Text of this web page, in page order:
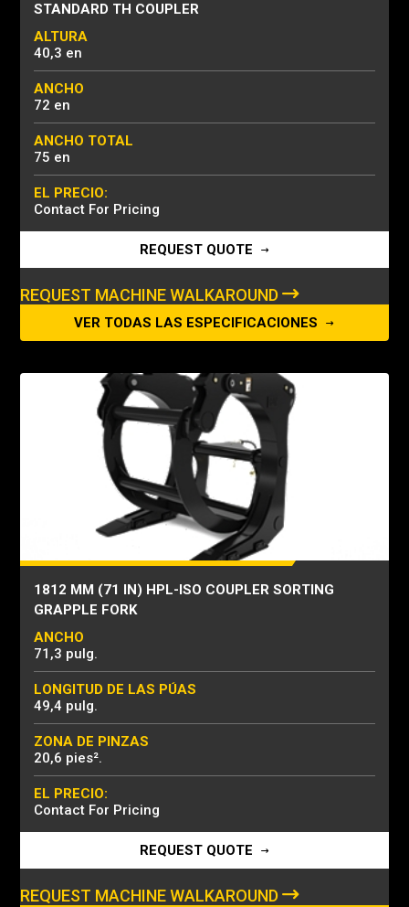
STANDARD TH COUPLER
ALTURA
40,3 en
ANCHO
72 en
ANCHO TOTAL
75 en
EL PRECIO:
Contact For Pricing
REQUEST QUOTE
REQUEST MACHINE WALKAROUND
VER TODAS LAS ESPECIFICACIONES
1812 MM (71 IN) HPL-ISO COUPLER SORTING
GRAPPLE FORK
ANCHO
71,3 pulg.
LONGITUD DE LAS PÚAS
49,4 pulg.
ZONA DE PINZAS
20,6 pies².
EL PRECIO:
Contact For Pricing
REQUEST QUOTE
REQUEST MACHINE WALKAROUND